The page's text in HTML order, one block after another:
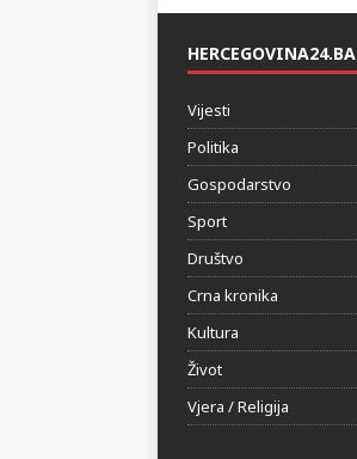
HERCEGOVINA24.BA
Vijesti
Politika
Gospodarstvo
Sport
Društvo
Crna kronika
Kultura
Život
Vjera / Religija